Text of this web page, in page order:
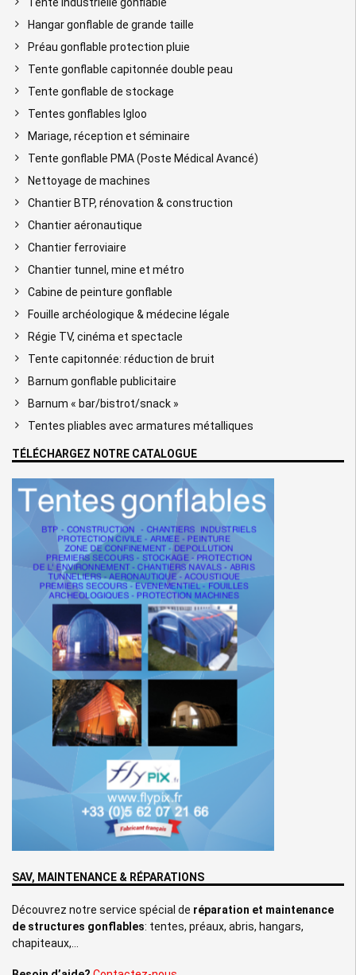
Hangar gonflable de grande taille
Préau gonflable protection pluie
Tente gonflable capitonnée double peau
Tente gonflable de stockage
Tentes gonflables Igloo
Mariage, réception et séminaire
Tente gonflable PMA (Poste Médical Avancé)
Nettoyage de machines
Chantier BTP, rénovation & construction
Chantier aéronautique
Chantier ferroviaire
Chantier tunnel, mine et métro
Cabine de peinture gonflable
Fouille archéologique & médecine légale
Régie TV, cinéma et spectacle
Tente capitonnée: réduction de bruit
Barnum gonflable publicitaire
Barnum « bar/bistrot/snack »
Tentes pliables avec armatures métalliques
TÉLÉCHARGEZ NOTRE CATALOGUE
SAV, MAINTENANCE & RÉPARATIONS
Découvrez notre service spécial de réparation et maintenance
de structures gonflables: tentes, préaux, abris, hangars,
chapiteaux,…